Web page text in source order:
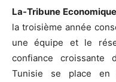
La-Tribune
la troisième année
une équipe et le
confiance croissante
Tunisie se place en